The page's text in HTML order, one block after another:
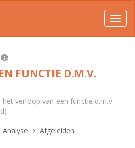
FUNCTIE D.M.V.
verloop van een functie d.m.v.
Analyse Afgeleiden